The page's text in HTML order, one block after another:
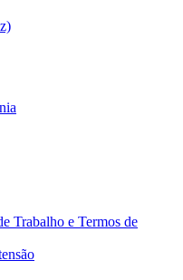
Trabalho e Termos de